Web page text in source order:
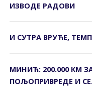
ИЗВОДЕ РАДОВИ
И СУТРА ВРУЋЕ,
МИНИЋ: 200.000 КМ
ПОЉОПРИВРЕДЕ И